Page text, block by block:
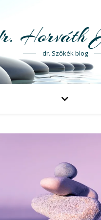
Horváth
dr. Szőkék blog